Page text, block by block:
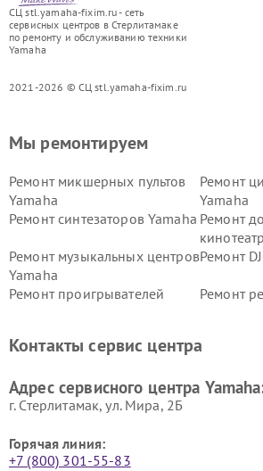
СЦ stl.yamaha-fixim.ru - сеть
сервисных центров в Стерлитамаке
по ремонту и обслуживанию техники
Yamaha
2021-2026 © СЦ stl.yamaha-fixim.ru
Мы ремонтируем
Ремонт микшерных пультов
Yamaha
Ремонт
Yamaha
Ремонт синтезаторов Yamaha Ремонт
Ремонт музыкальных центров
Yamaha
Ремонт
Ремонт проигрывателей
Ремонт
Yamaha
Yamaha
Контакты сервис центра
Адрес сервисного центра
г. Стерлитамак, ул. Мира, 2Б
Горячая линия:
+7 (800) 301-55-83